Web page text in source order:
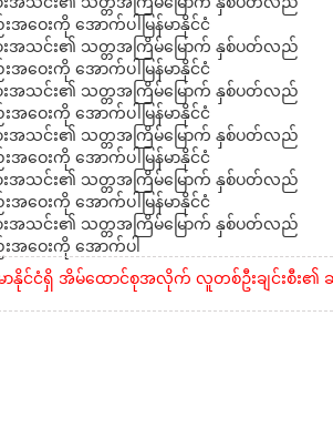
ဝေးကို အောက်ပါမြန်မာနိုင်ငံ
းအသင်း၏ သတ္တအကြိမ်မြောက် နှစ်ပတ်လည်
ဝေးကို အောက်ပါမြန်မာနိုင်ငံ
းအသင်း၏ သတ္တအကြိမ်မြောက် နှစ်ပတ်လည်
ဝေးကို အောက်ပါမြန်မာနိုင်ငံ
းအသင်း၏ သတ္တအကြိမ်မြောက် နှစ်ပတ်လည်
ဝေးကို အောက်ပါမြန်မာနိုင်ငံ
းအသင်း၏ သတ္တအကြိမ်မြောက် နှစ်ပတ်လည်
ဝေးကို အောက်ပါမြန်မာနိုင်ငံ
းအသင်း၏ သတ္တအကြိမ်မြောက် နှစ်ပတ်လည်
ဝေးကို အောက်ပါ
ာနိုင်ငံရှိ အိမ်ထောင်စုအလိုက် လူတစ်ဦးချင်းစီး၏ ဆ